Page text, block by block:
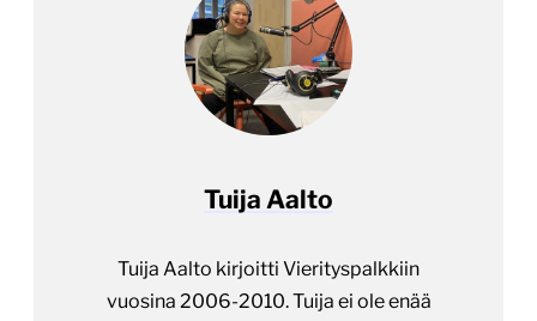
Tuija Aalto
Tuija Aalto kirjoitti Vierityspalkkiin
vuosina 2006-2010. Tuija ei ole enää